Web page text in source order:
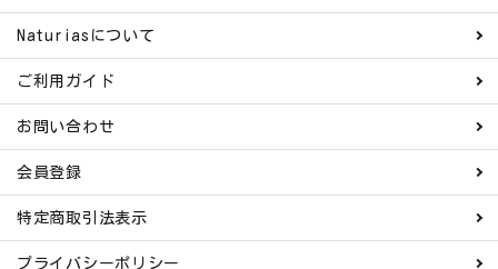
Naturiasについて
ご利用ガイド
お問い合わせ
会員登録
特定商取引法表示
プライバシーポリシー